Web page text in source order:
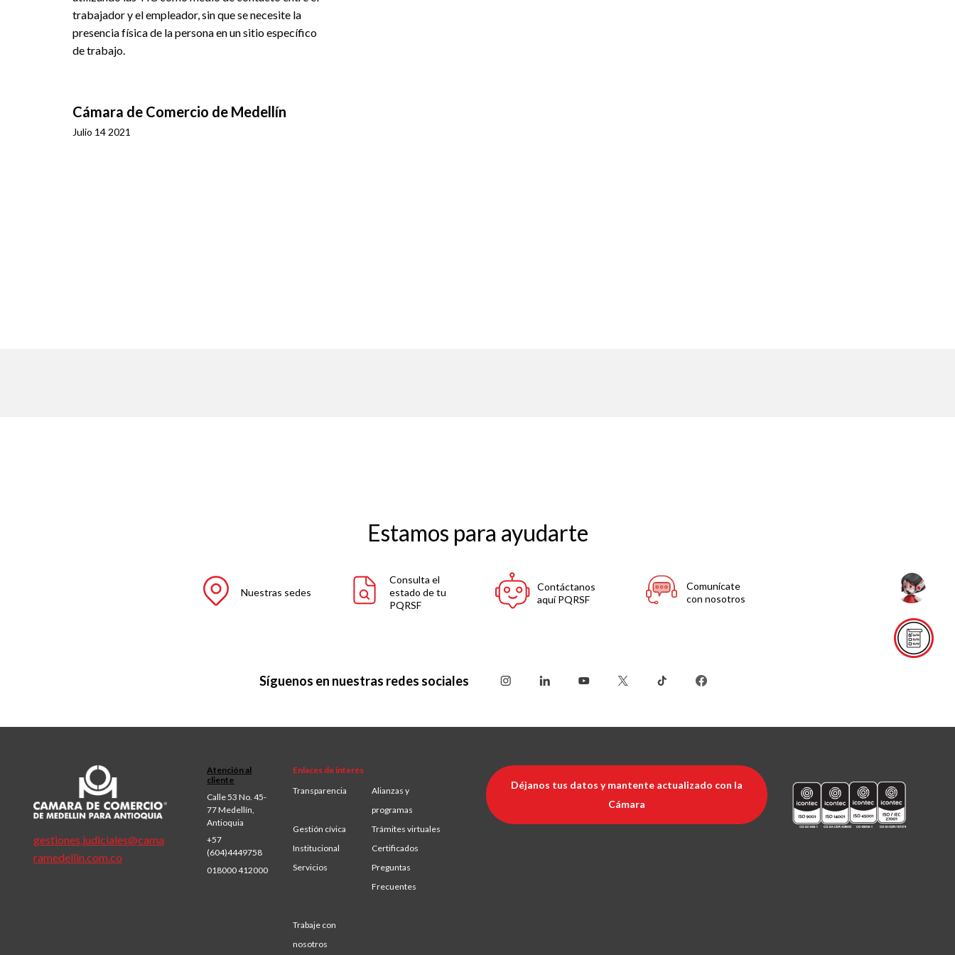
trabajador y el empleador, sin que se necesite la
presencia física de la persona en un sitio específico
de trabajo.
Cámara de Comercio de Medellín
Julio 14 2021
Estamos para ayudarte
Nuestras sedes
Consulta el
estado de tu
PQRSF
Contáctanos
aquí PQRSF
Comunícate
con nosotros
Síguenos en nuestras redes sociales
gestiones.judiciales@cama
ramedellin.com.co
Atención al
cliente
Calle 53 No. 45-
77 Medellín,
Antioquia
+57
(604)4449758
018000 412000
Enlaces de interés
Transparencia
Alianzas y
programas
Gestión cívica
Trámites virtuales
Institucional
Certificados
Servicios
Preguntas
Frecuentes
Trabaje con
nosotros
Déjanos tus datos y mantente actualizado con la
Cámara